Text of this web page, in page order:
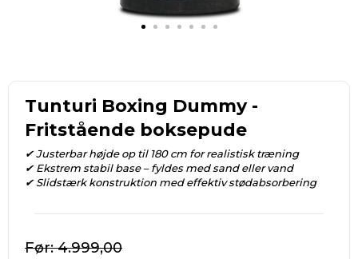
Tunturi Boxing Dummy -
Fritstående boksepude
✔ Justerbar højde op til 180 cm for realistisk træning
✔ Ekstrem stabil base – fyldes med sand eller vand
✔ Slidstærk konstruktion med effektiv stødabsorbering
4.999,00